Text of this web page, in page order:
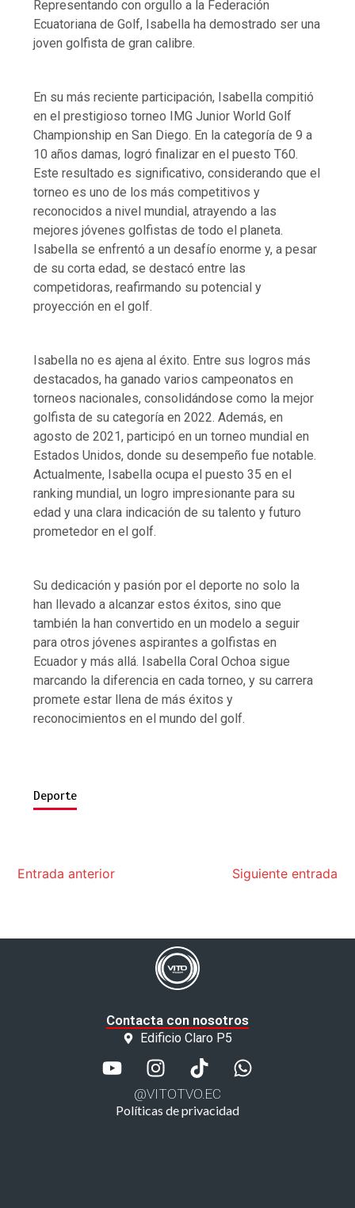
Representando con orgullo a la Federación
Ecuatoriana de Golf, Isabella ha demostrado ser una
joven golfista de gran calibre.
En su más reciente participación, Isabella compitió
en el prestigioso torneo IMG Junior World Golf
Championship en San Diego. En la categoría de 9 a
10 años damas, logró finalizar en el puesto T60.
Este resultado es significativo, considerando que el
torneo es uno de los más competitivos y
reconocidos a nivel mundial, atrayendo a las
mejores jóvenes golfistas de todo el planeta.
Isabella se enfrentó a un desafío enorme y, a pesar
de su corta edad, se destacó entre las
competidoras, reafirmando su potencial y
proyección en el golf.
Isabella no es ajena al éxito. Entre sus logros más
destacados, ha ganado varios campeonatos en
torneos nacionales, consolidándose como la mejor
golfista de su categoría en 2022. Además, en
agosto de 2021, participó en un torneo mundial en
Estados Unidos, donde su desempeño fue notable.
Actualmente, Isabella ocupa el puesto 35 en el
ranking mundial, un logro impresionante para su
edad y una clara indicación de su talento y futuro
prometedor en el golf.
Su dedicación y pasión por el deporte no solo la
han llevado a alcanzar estos éxitos, sino que
también la han convertido en un modelo a seguir
para otros jóvenes aspirantes a golfistas en
Ecuador y más allá. Isabella Coral Ochoa sigue
marcando la diferencia en cada torneo, y su carrera
promete estar llena de más éxitos y
reconocimientos en el mundo del golf.
Deporte
Entrada anterior Siguiente entrada
Contacta con nosotros
Edificio Claro P5
@VITOTVO.EC
Políticas de privacidad